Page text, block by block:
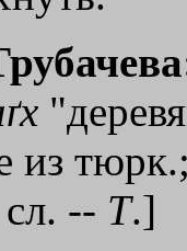
из
-- Т.]